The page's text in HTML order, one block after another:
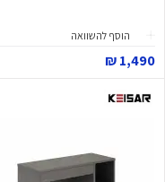
הוסף להשוואה
1,490 ₪